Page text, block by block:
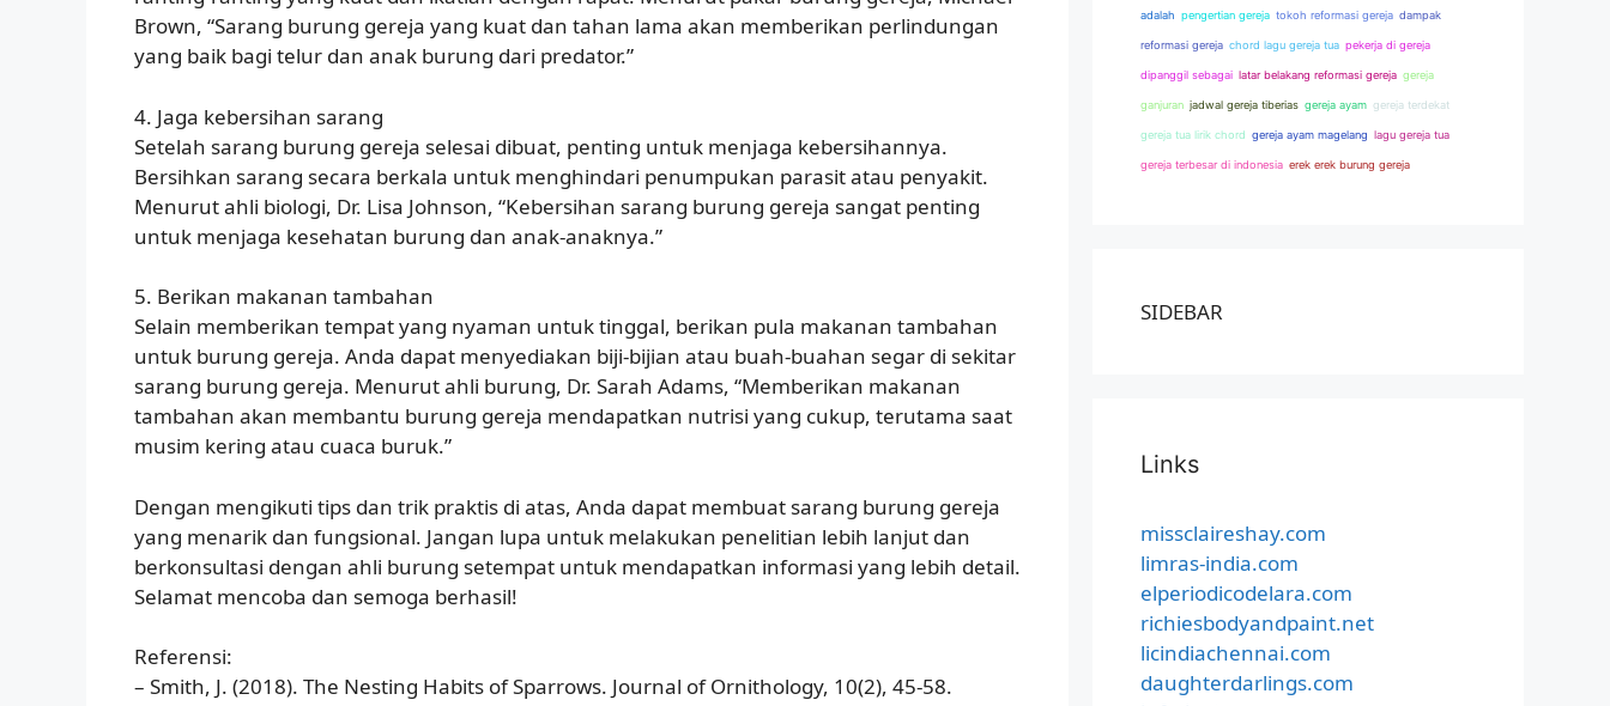
Brown, “Sarang burung gereja yang kuat dan tahan lama akan memberikan perlindungan
yang baik bagi telur dan anak burung dari predator.”
4. Jaga kebersihan sarang
Setelah sarang burung gereja selesai dibuat, penting untuk menjaga kebersihannya.
Bersihkan sarang secara berkala untuk menghindari penumpukan parasit atau penyakit.
Menurut ahli biologi, Dr. Lisa Johnson, “Kebersihan sarang burung gereja sangat penting
untuk menjaga kesehatan burung dan anak-anaknya.”
5. Berikan makanan tambahan
Selain memberikan tempat yang nyaman untuk tinggal, berikan pula makanan tambahan
untuk burung gereja. Anda dapat menyediakan biji-bijian atau buah-buahan segar di sekitar
sarang burung gereja. Menurut ahli burung, Dr. Sarah Adams, “Memberikan makanan
tambahan akan membantu burung gereja mendapatkan nutrisi yang cukup, terutama saat
musim kering atau cuaca buruk.”
Dengan mengikuti tips dan trik praktis di atas, Anda dapat membuat sarang burung gereja
yang menarik dan fungsional. Jangan lupa untuk melakukan penelitian lebih lanjut dan
berkonsultasi dengan ahli burung setempat untuk mendapatkan informasi yang lebih detail.
Selamat mencoba dan semoga berhasil!
Referensi:
– Smith, J. (2018). The Nesting Habits of Sparrows. Journal of Ornithology, 10(2), 45-58.
adalah pengertian gereja tokoh reformasi gereja dampak
reformasi gereja chord lagu gereja tua pekerja di gereja
dipanggil sebagai latar belakang reformasi gereja gereja
ganjuran jadwal gereja tiberias gereja ayam gereja terdekat
gereja tua lirik chord gereja ayam magelang lagu gereja tua
gereja terbesar di indonesia erek erek burung gereja
SIDEBAR
Links
missclaireshay.com
limras-india.com
elperiodicodelara.com
richiesbodyandpaint.net
licindiachennai.com
daughterdarlings.com